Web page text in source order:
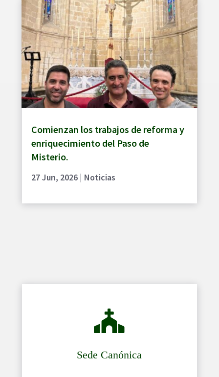
Comienzan los trabajos de reforma y
enriquecimiento del Paso de
Misterio.
27 Jun, 2026| Noticias

Sede Canónica